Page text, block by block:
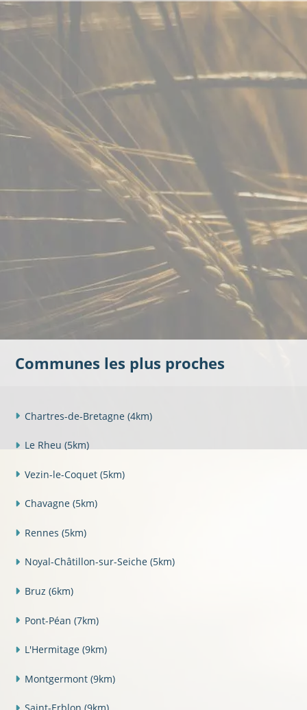
Communes les plus proches
Chartres-de-Bretagne (4km)
Le Rheu (5km)
Vezin-le-Coquet (5km)
Chavagne (5km)
Rennes (5km)
Noyal-Châtillon-sur-Seiche (5km)
Bruz (6km)
Pont-Péan (7km)
L'Hermitage (9km)
Montgermont (9km)